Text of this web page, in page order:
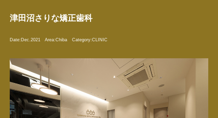
津田沼さりな矯正歯科
Date:Dec.2021 Area:Chiba Category:CLINIC